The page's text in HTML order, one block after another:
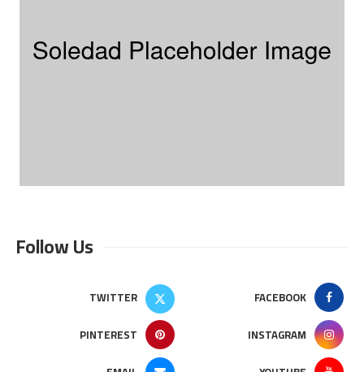
Follow Us
FACEBOOK
TWITTER
INSTAGRAM
PINTEREST